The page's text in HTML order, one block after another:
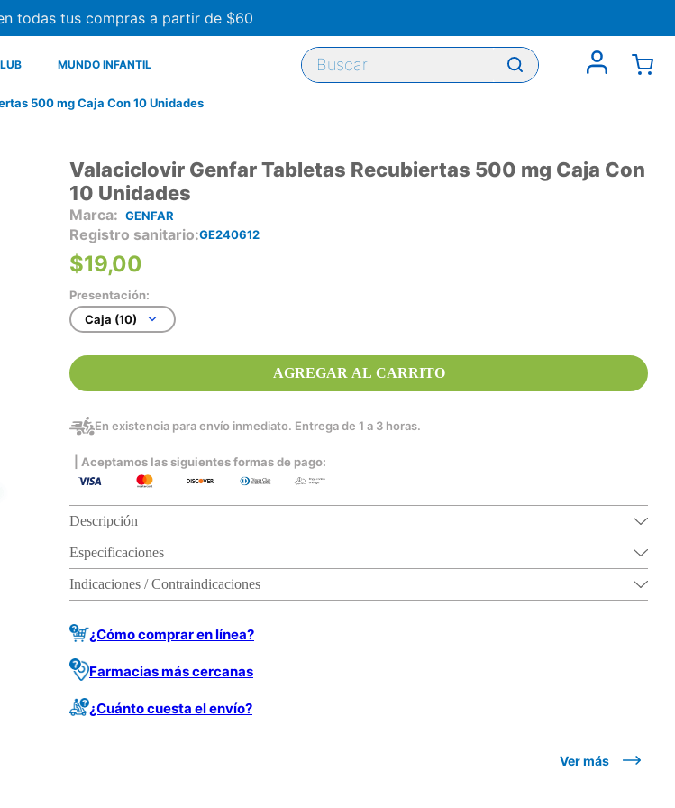
todas tus compras a partir de $60
MUNDO INFANTIL
Buscar
500 mg Caja Con 10 Unidades
Valaciclovir Genfar Tabletas Recubiertas 500 mg Caja Con
10 Unidades
GENFAR
Registro sanitario GE240612
$19,00
Presentación:
Caja (10)
AGREGAR AL CARRITO
En existencia para envío inmediato. Entrega de 1 a 3 horas.
| Aceptamos las siguientes formas de pago:
Descripción
Especificaciones
Indicaciones / Contraindicaciones
¿Cómo comprar en línea?
Farmacias más cercanas
¿Cuánto cuesta el envío?
Ver más